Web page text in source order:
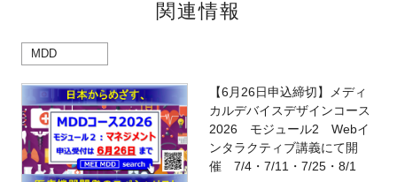
関連情報
MDD
【6月26日申込締切】メディ
カルデバイスデザインコース
2026 モジュール2 Webイ
ンタラクティブ講義にて開
催 7/4・7/11・7/25・8/1